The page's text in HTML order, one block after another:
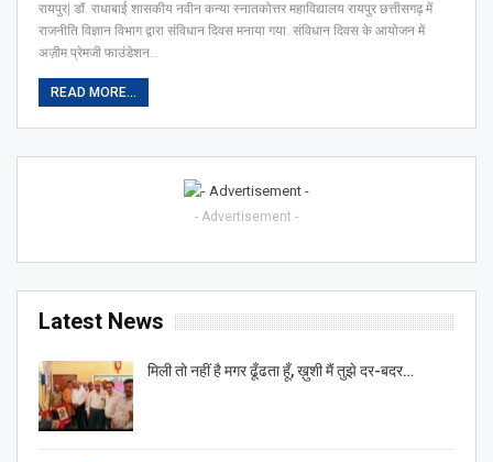
रायपुर| डॉ. राधाबाई शासकीय नवीन कन्या स्नातकोत्तर महाविद्यालय रायपुर छत्तीसगढ़ में
राजनीति विज्ञान विभाग द्वारा संविधान दिवस मनाया गया. संविधान दिवस के आयोजन में
अज़ीम प्रेमजी फाउंडेशन…
READ MORE...
- Advertisement -
Latest News
मिली तो नहीं है मगर ढूँढता हूँ, ख़ुशी मैं तुझे दर-बदर…